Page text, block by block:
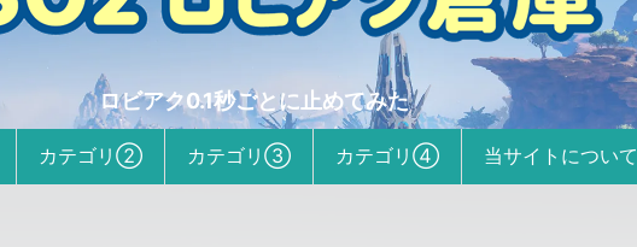
ロビアク0.1秒ごとに止めてみた
カテゴリ② カテゴリ③ カテゴリ④ 当サイトについて